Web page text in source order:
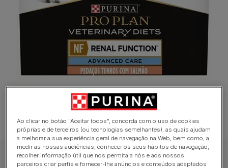
PRO PLAN VETERINARY DIETS Dieta Clínica Húmida para Gato
Ao clicar no botão "Aceitar todos", concorda com o uso de cookies
próprias e de terceiros (ou tecnologias semelhantes), as quais ajudam
a melhorar a sua experiência geral de navegação na Web, bem como, a
medir as nossas audiências, conhecer os seus hábitos de navegação,
recolher informação útil que nos permita a nós e aos nossos
parceiros criar perfis e fornecer-lhe anúncios e conteúdos adaptados